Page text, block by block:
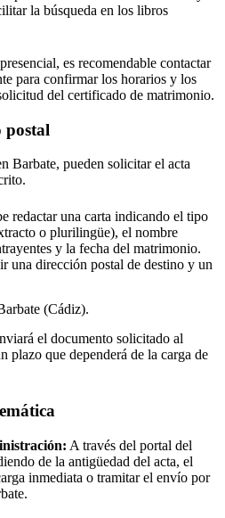
la búsqueda en los libros
es recomendable contactar
para confirmar los horarios y los
del certificado de matrimonio.
postal
Barbate, pueden solicitar el acta
redactar una carta indicando el tipo
o plurilingüe), el nombre
y la fecha del matrimonio.
una dirección postal de destino y un
(Cádiz).
el documento solicitado al
plazo que dependerá de la carga de
A través del portal del
de la antigüedad del acta, el
inmediata o tramitar el envío por
.